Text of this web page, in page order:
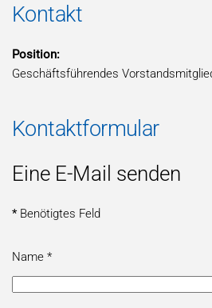
Kontakt
Position:
Geschäftsführendes
Kontaktformular
Eine E-Mail senden
*Benötigtes Feld
Name *